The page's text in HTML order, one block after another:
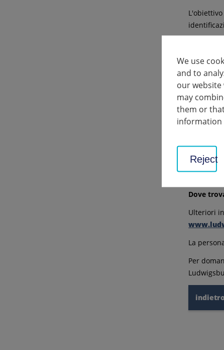
Due
gratuita.
https://
La prova
Le specie
A partire
Dove
Ulteriori
La
Per
We use
and to
our
may
them or
information
Reject